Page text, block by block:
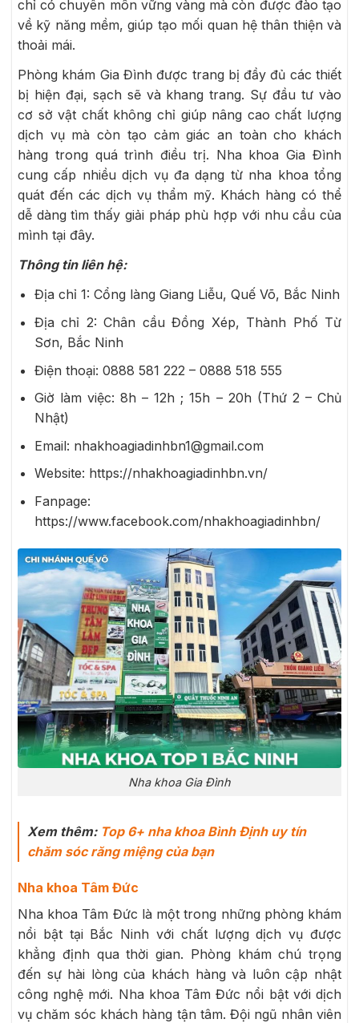
chỉ có chuyên môn vững vàng mà còn được đào tạo
về kỹ năng mềm, giúp tạo mối quan hệ thân thiện và
thoải mái.
Phòng khám Gia Đình được trang bị đầy đủ các thiết
bị hiện đại, sạch sẽ và khang trang. Sự đầu tư vào
cơ sở vật chất không chỉ giúp nâng cao chất lượng
dịch vụ mà còn tạo cảm giác an toàn cho khách
hàng trong quá trình điều trị. Nha khoa Gia Đình
cung cấp nhiều dịch vụ đa dạng từ nha khoa tổng
quát đến các dịch vụ thẩm mỹ. Khách hàng có thể
dễ dàng tìm thấy giải pháp phù hợp với nhu cầu của
mình tại đây.
Thông tin liên hệ:
Địa chỉ 1: Cổng làng Giang Liễu, Quế Võ, Bắc Ninh
Địa chỉ 2: Chân cầu Đồng Xép, Thành Phố Từ
Sơn, Bắc Ninh
Điện thoại: 0888 581 222 – 0888 518 555
Giờ làm việc: 8h – 12h ; 15h – 20h (Thứ 2 – Chủ
Nhật)
Email: nhakhoagiadinhbn1@gmail.com
Website: https://nhakhoagiadinhbn.vn/
Fanpage:
https://www.facebook.com/nhakhoagiadinhbn/
Nha khoa Gia Đình
Xem thêm: Top 6+ nha khoa Bình Định uy tín
chăm sóc răng miệng của bạn
Nha khoa Tâm Đức
Nha khoa Tâm Đức là một trong những phòng khám
nổi bật tại Bắc Ninh với chất lượng dịch vụ được
khẳng định qua thời gian. Phòng khám chú trọng
đến sự hài lòng của khách hàng và luôn cập nhật
công nghệ mới. Nha khoa Tâm Đức nổi bật với dịch
vụ chăm sóc khách hàng tận tâm. Đội ngũ nhân viên